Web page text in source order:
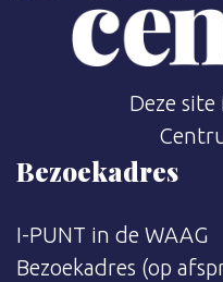
Deze
Bezoekadres
I-PUNT in de WAAG
Bezoekadres (op